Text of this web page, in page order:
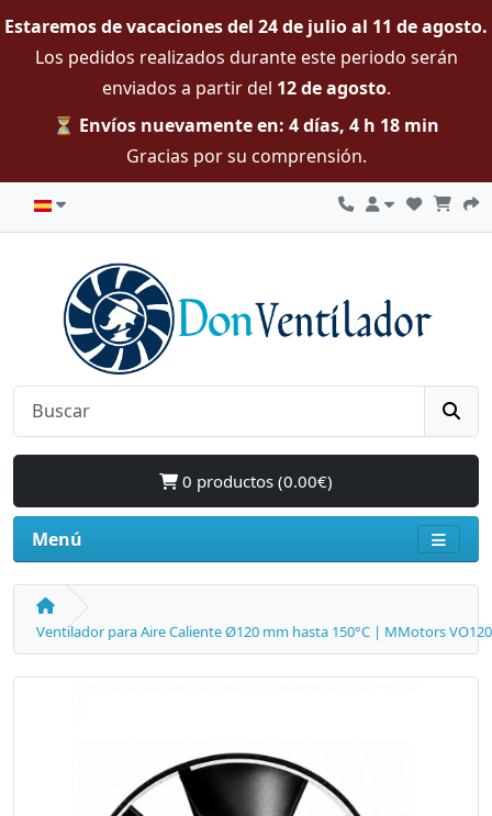
Estaremos de vacaciones del 24 de julio al 11 de agosto.
Los pedidos realizados durante este periodo serán
enviados a partir del 12 de agosto.
⏳ Envíos nuevamente en: 4 días, 4 h 18 min
Gracias por su comprensión.
0 productos (0.00€)
Menú
Ventilador para Aire Caliente Ø120 mm hasta 150°C | MMotors